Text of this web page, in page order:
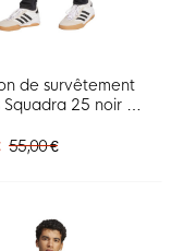
de survêtement
25 noir et
55,00 €